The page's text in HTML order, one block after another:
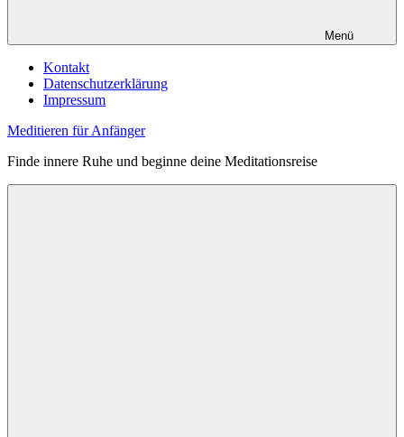
Menü
Kontakt
Datenschutzerklärung
Impressum
Meditieren für Anfänger
Finde innere Ruhe und beginne deine Meditationsreise